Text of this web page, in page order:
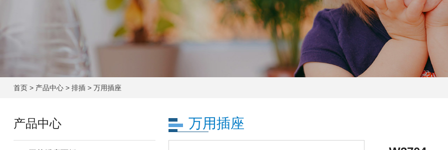
首页> 产品中心> 排插> 万用插座
产品中心 万用插座